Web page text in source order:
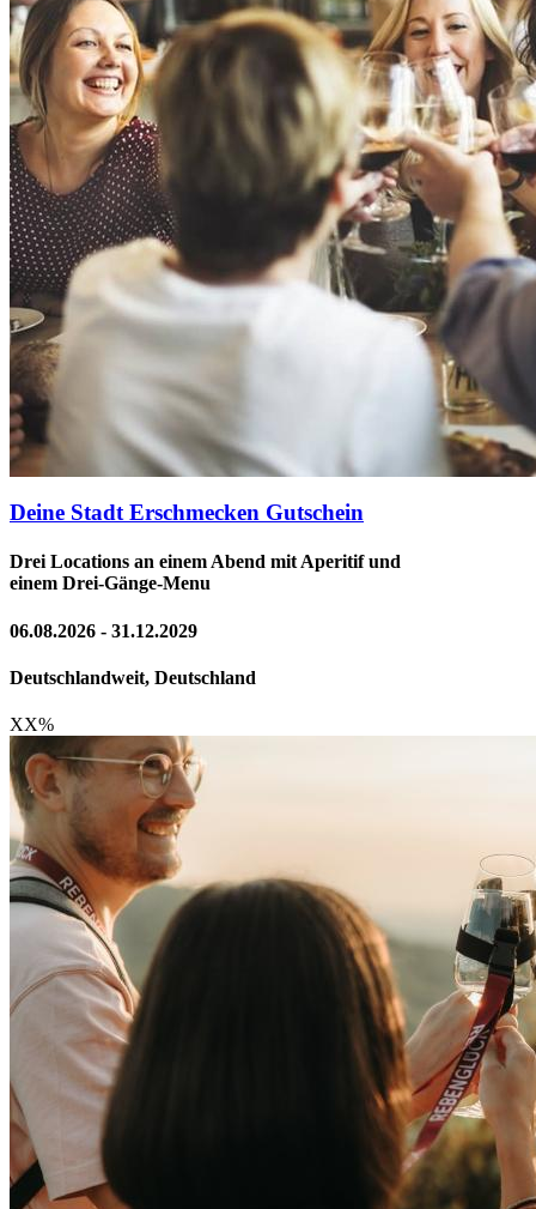
Deine Stadt Erschmecken Gutschein
Drei Locations an einem Abend mit Aperitif und
einem Drei-Gänge-Menu
06.08.2026 - 31.12.2029
Deutschlandweit, Deutschland
XX%